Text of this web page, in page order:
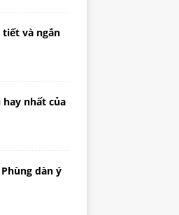
tiết và ngắn
hay nhất của
dàn ý